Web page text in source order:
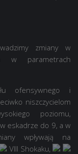
zmiany w
w parametrach
ofensywnego i
niszczycielom
poziomu,
eskadrze do 9, a w
wpływają na
VIII Shokaku,